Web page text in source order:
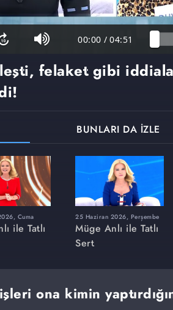
00:00 / 04:51
felaket gibi
BUNLARI DA İZLE
Cuma
ile Tatlı
25 Haziran 2026, Perşembe
Müge Anlı ile Tatlı
Sert
ona kimin